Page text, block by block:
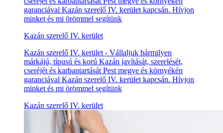
garanciával Kazán szerelő IV. kerület kapcsán. Hívjon
minket és mi örömmel segítünk
Kazán szerelő IV. kerület
Kazán szerelő IV. kerület - Vállaljuk bármilyen
márkájú, típusú és korú Kazán javítását, szerelését,
cseréjét és karbantartását Pest megye és környékén
garanciával Kazán szerelő IV. kerület kapcsán. Hívjon
minket és mi örömmel segítünk
Kazán szerelő IV. kerület